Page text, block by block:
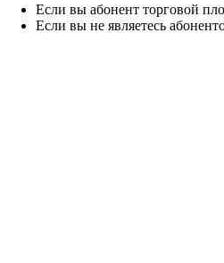
Если вы абонент торговой
Если вы не являетесь